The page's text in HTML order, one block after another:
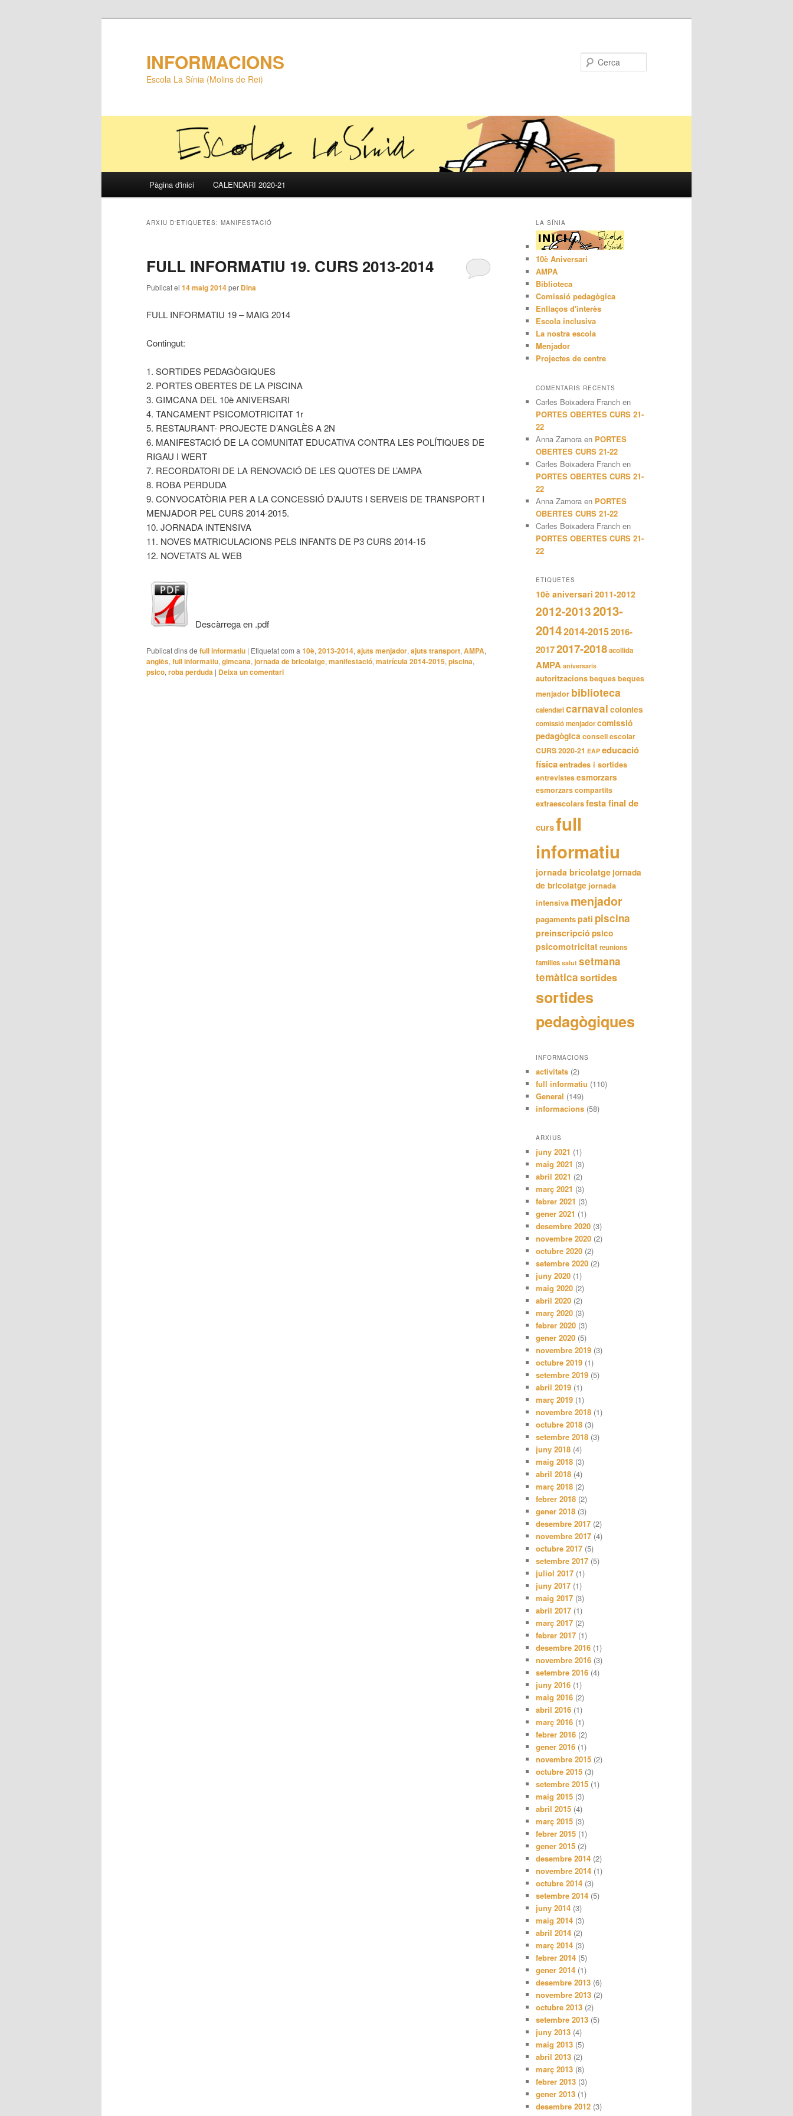
INFORMACIONS
Escola La Sínia (Molins de Rei)
Aneu
principal
Aneu
secundari
Pàgina d'inici CALENDARI 2020-21
ARXIU D'ETIQUETES: MANIFESTACIÓ
FULL INFORMATIU 19. CURS 2013-2014
Publicat el 14 maig 2014per Dina
FULL INFORMATIU 19 – MAIG 2014
Contingut:
1. SORTIDES PEDAGÒGIQUES
2. PORTES OBERTES DE LA PISCINA
3. GIMCANA DEL 10è ANIVERSARI
4. TANCAMENT PSICOMOTRICITAT 1r
5. RESTAURANT- PROJECTE D’ANGLÈS A 2N
6. MANIFESTACIÓ DE LA COMUNITAT EDUCATIVA CONTRA LES POLÍTIQUES DE
RIGAU I WERT
7. RECORDATORI DE LA RENOVACIÓ DE LES QUOTES DE L’AMPA
8. ROBA PERDUDA
9. CONVOCATÒRIA PER A LA CONCESSIÓ D’AJUTS I SERVEIS DE TRANSPORT I
MENJADOR PEL CURS 2014-2015.
10. JORNADA INTENSIVA
11. NOVES MATRICULACIONS PELS INFANTS DE P3 CURS 2014-15
12. NOVETATS AL WEB
Descàrrega en .pdf
Publicat dins de full informatiu | Etiquetat com a 10è, 2013-2014, ajuts menjador, ajuts transport, AMPA,
anglès, full informatiu, gimcana, jornada de bricolatge, manifestació, matrícula 2014-2015, piscina,
psico, roba perduda | Deixa un comentari
LA SÍNIA
10è Aniversari
AMPA
Biblioteca
Comissió pedagògica
Enllaços d'interès
Escola inclusiva
La nostra escola
Menjador
Projectes de centre
COMENTARIS RECENTS
Carles Boixadera Franch en
PORTES OBERTES CURS 21-
22
Anna Zamora en PORTES
OBERTES CURS 21-22
Carles Boixadera Franch en
PORTES OBERTES CURS 21-
22
Anna Zamora en PORTES
OBERTES CURS 21-22
Carles Boixadera Franch en
PORTES OBERTES CURS 21-
22
ETIQUETES
10è aniversari 2011-2012
2012-20132013-
20142014-20152016-
20172017-2018acollida
AMPA aniversaris
autoritzacionsbequesbeques
menjador biblioteca
calendaricarnaval colonies
comissió menjadorcomissió
pedagògica consell escolar
CURS 2020-21 EAP educació
físicaentrades i sortides
entrevistesesmorzars
esmorzars compartits
extraescolarsfesta final de
cursfull
informatiu
jornada bricolatge jornada
de bricolatge jornada
intensiva menjador
pagamentspati piscina
preinscripció psico
psicomotricitatreunions
families salut setmana
temàticasortides
sortides
pedagògiques
INFORMACIONS
activitats (2)
full informatiu (110)
General (149)
informacions (58)
ARXIUS
juny 2021 (1)
maig 2021 (3)
abril 2021 (2)
març 2021 (3)
febrer 2021 (3)
gener 2021 (1)
desembre 2020 (3)
novembre 2020 (2)
octubre 2020 (2)
setembre 2020 (2)
juny 2020 (1)
maig 2020 (2)
abril 2020 (2)
març 2020 (3)
febrer 2020 (3)
gener 2020 (5)
novembre 2019 (3)
octubre 2019 (1)
setembre 2019 (5)
abril 2019 (1)
març 2019 (1)
novembre 2018 (1)
octubre 2018 (3)
setembre 2018 (3)
juny 2018 (4)
maig 2018 (3)
abril 2018 (4)
març 2018 (2)
febrer 2018 (2)
gener 2018 (3)
desembre 2017 (2)
novembre 2017 (4)
octubre 2017 (5)
setembre 2017 (5)
juliol 2017 (1)
juny 2017 (1)
maig 2017 (3)
abril 2017 (1)
març 2017 (2)
febrer 2017 (1)
desembre 2016 (1)
novembre 2016 (3)
setembre 2016 (4)
juny 2016 (1)
maig 2016 (2)
abril 2016 (1)
març 2016 (1)
febrer 2016 (2)
gener 2016 (1)
novembre 2015 (2)
octubre 2015 (3)
setembre 2015 (1)
maig 2015 (3)
abril 2015 (4)
març 2015 (3)
febrer 2015 (1)
gener 2015 (2)
desembre 2014 (2)
novembre 2014 (1)
octubre 2014 (3)
setembre 2014 (5)
juny 2014 (3)
maig 2014 (3)
abril 2014 (2)
març 2014 (3)
febrer 2014 (5)
gener 2014 (1)
desembre 2013 (6)
novembre 2013 (2)
octubre 2013 (2)
setembre 2013 (5)
juny 2013 (4)
maig 2013 (5)
abril 2013 (2)
març 2013 (8)
febrer 2013 (3)
gener 2013 (1)
desembre 2012 (3)